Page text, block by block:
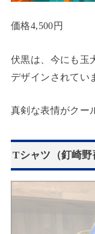
価格4,500円
伏黒は、今にも玉
デザインされてい
真剣な表情がクー
Tシャツ（釘崎野